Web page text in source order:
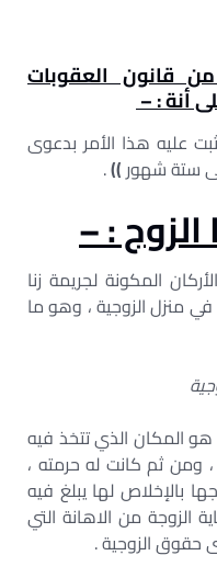
المادة رقم ٢٧٧ من قانون العقوبات
عليه هذا الأمر بدعوى
ستة شهور))
.
الزوج : –
المكونة لجريمة زنا
في منزل الزوجية ، وهو ما
المكان الذي تتخذ فيه
ومن ثم كانت له حرمته ،
بالإخلاص لها يبلغ فيه
الزوجة من الاهانة التي
حقوق الزوجية .